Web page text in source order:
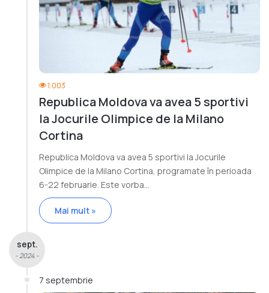
1.003
Republica Moldova va avea 5 sportivi
la Jocurile Olimpice de la Milano
Cortina
Republica Moldova va avea 5 sportivi la Jocurile
Olimpice de la Milano Cortina, programate în perioada
6-22 februarie. Este vorba…
Mai mult »
sept.
- 2024 -
7 septembrie